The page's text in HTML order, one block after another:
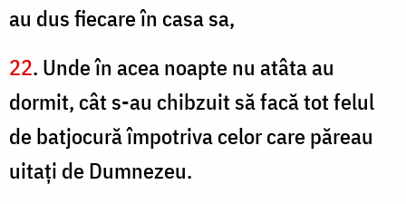
au dus fiecare în casa sa,
22. Unde în acea noapte nu atâta au
dormit, cât s-au chibzuit să facă tot felul
de batjocură împotriva celor care păreau
uitaţi de Dumnezeu.